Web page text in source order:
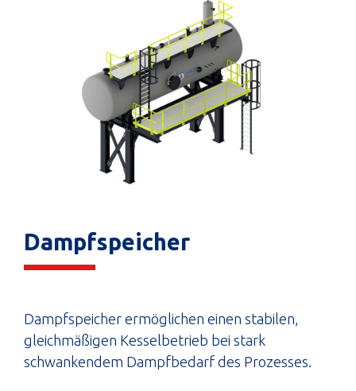
Dampfspeicher
Dampfspeicher ermöglichen einen stabilen,
gleichmäßigen Kesselbetrieb bei stark
schwankendem Dampfbedarf des Prozesses.